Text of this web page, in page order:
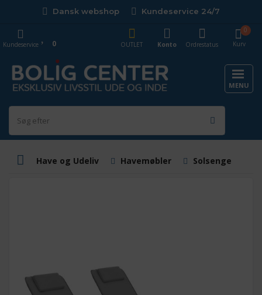
Dansk webshop Kundeservice 24/7
Kurv
0
OUTLET
Konto Ordrestatus
Kundeservice 0
MENU
Have og Udeliv Havemøbler Solsenge